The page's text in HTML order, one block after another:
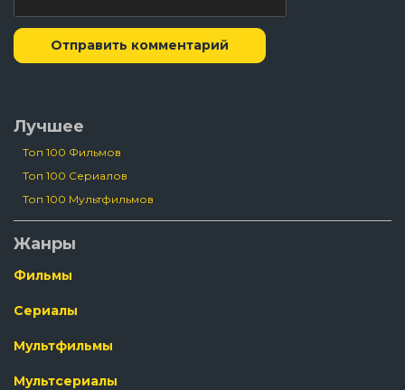
Отправить комментарий
Лучшее
Топ 100 Фильмов
Топ 100 Сериалов
Топ 100 Мультфильмов
Жанры
Фильмы
Сериалы
Мультфильмы
Мультсериалы